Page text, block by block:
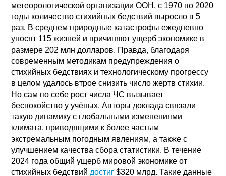
метеорологической организации ООН, с 1970 по 2020
годы количество стихийных бедствий выросло в 5
раз. В среднем природные катастрофы ежедневно
уносят 115 жизней и причиняют ущерб экономике в
размере 202 млн долларов. Правда, благодаря
современным методикам предупреждения о
стихийных бедствиях и технологическому прогрессу
в целом удалось втрое снизить число жертв стихии.
Но сам по себе рост числа ЧС вызывает
беспокойство у учёных. Авторы доклада связали
такую динамику с глобальными изменениями
климата, приводящими к более частым
экстремальным погодным явлениям, а также с
улучшением качества сбора статистики. В течение
2024 года общий ущерб мировой экономике от
стихийных бедствий достиг $320 млрд. Такие данные